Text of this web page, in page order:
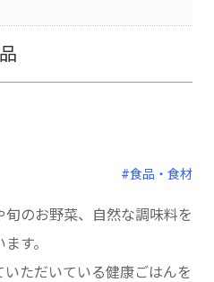
#食品・食材
のお野菜、自然な調味料を
す。
ただいている健康ごはんを